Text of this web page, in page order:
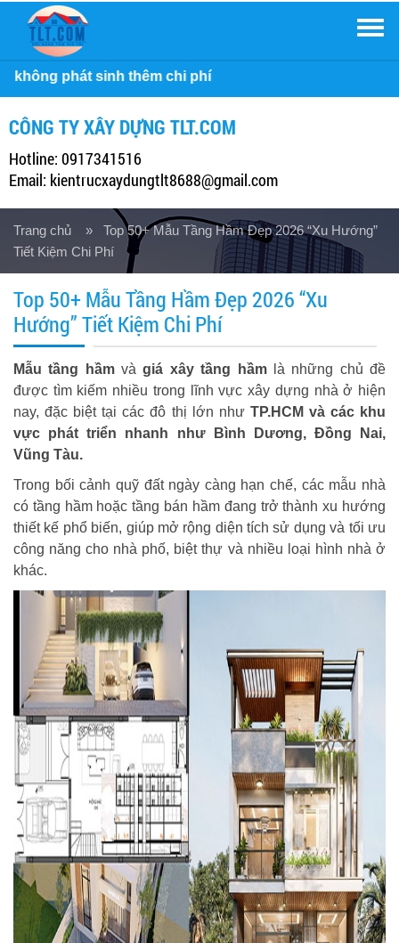
CÔNG TY XÂY DỰNG TLT.COM
Hotline: 0917341516
Email: kientrucxaydungtlt8688@gmail.com
Trang chủ » Top 50+ Mẫu Tầng Hầm Đẹp 2026 “Xu Hướng”
Tiết Kiệm Chi Phí
Top 50+ Mẫu Tầng Hầm Đẹp 2026 “Xu
Hướng” Tiết Kiệm Chi Phí
Mẫu tầng hầmvà giá xây tầng hầmlà những chủ đề
được tìm kiếm nhiều trong lĩnh vực xây dựng nhà ở hiện
nay, đặc biệt tại các đô thị lớn như TP.HCM và các khu
vực phát triển nhanh như Bình Dương, Đồng Nai,
Vũng Tàu.
Trong bối cảnh quỹ đất ngày càng hạn chế, các mẫu nhà
có tầng hầm hoặc tầng bán hầm đang trở thành xu hướng
thiết kế phổ biến, giúp mở rộng diện tích sử dụng và tối ưu
công năng cho nhà phố, biệt thự và nhiều loại hình nhà ở
khác.